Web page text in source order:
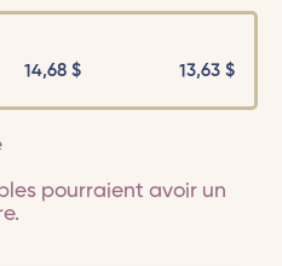
14,68$ 13,63$
pourraient avoir un